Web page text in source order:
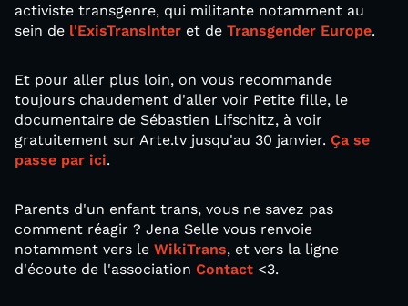
activiste transgenre, qui militante notamment au
sein de l'ExisTransInter et de Transgender Europe.
Et pour aller plus loin, on vous recommande
toujours chaudement d'aller voir Petite fille, le
documentaire de Sébastien Lifschitz, à voir
gratuitement sur Arte.tv jusqu'au 30 janvier. Ça se
passe par ici.
Parents d'un enfant trans, vous ne savez pas
comment réagir ? Jena Selle vous renvoie
notamment vers le WikiTrans, et vers la ligne
d'écoute de l'association Contact <3.